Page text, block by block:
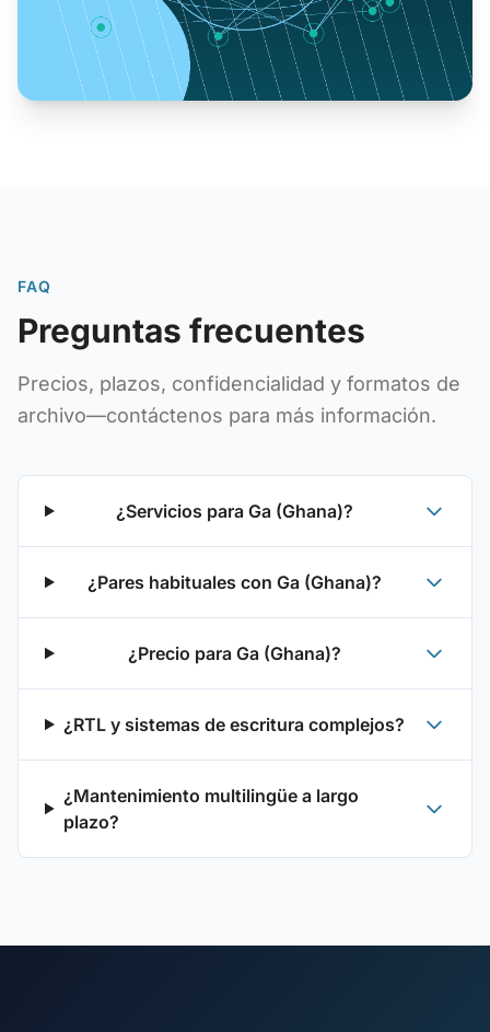
FAQ
Preguntas frecuentes
Precios, plazos, confidencialidad y formatos de
archivo—contáctenos para más información.
¿Servicios para Ga (Ghana)?
¿Pares habituales con Ga (Ghana)?
¿Precio para Ga (Ghana)?
¿RTL y sistemas de escritura complejos?
¿Mantenimiento multilingüe a largo
plazo?